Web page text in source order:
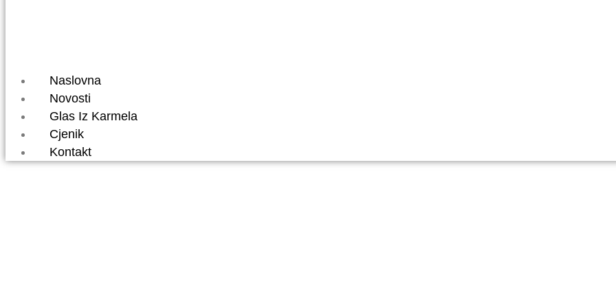
Naslovna
Novosti
Glas Iz Karmela
Cjenik
Kontakt